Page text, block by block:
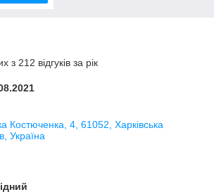
з 212 відгуків за рік
Костюченка, 4, 61052, Харківська
Україна